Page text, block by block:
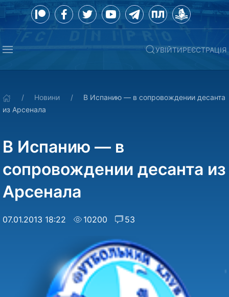
УВІЙТИРЕЄСТРАЦІЯ
Новини
В Испанию — в сопровождении десанта
из Арсенала
В Испанию — в
сопровождении десанта из
Арсенала
07.01.2013 18:22 10200 53